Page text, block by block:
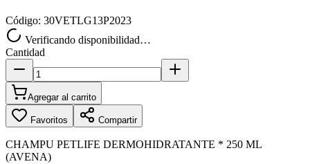
Código: 30VETLG13P2023
Verificando disponibilidad…
Cantidad
Agregar al carrito
Favoritos Compartir
CHAMPU PETLIFE DERMOHIDRATANTE * 250 ML
(AVENA)